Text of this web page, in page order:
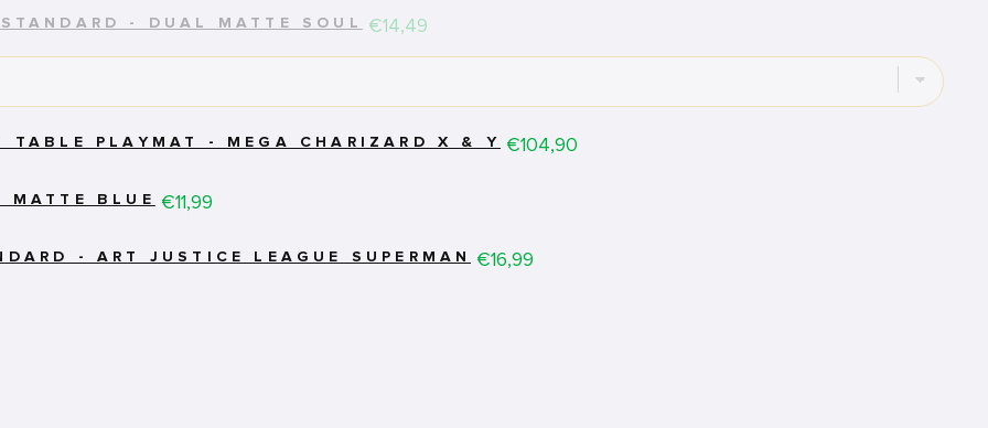
- DUAL MATTE SOUL Price
€14,49
PLAYMAT - MEGA CHARIZARD X & Y Price
€104,90
BLUE Price
€11,99
- ART JUSTICE LEAGUE SUPERMAN Price
€16,99